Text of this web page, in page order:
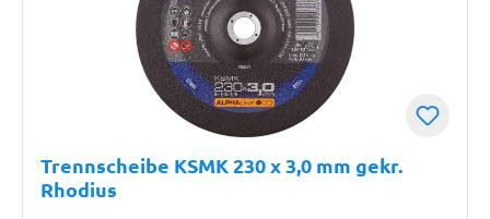
Trennscheibe KSMK 230 x 3,0 mm gekr.
Rhodius